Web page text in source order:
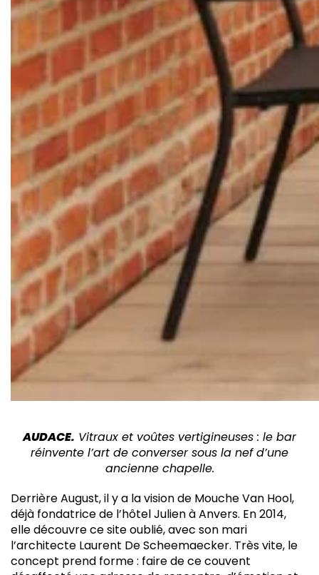
AUDACE. Vitraux et voûtes vertigineuses : le bar
réinvente l’art de converser sous la nef d’une
ancienne chapelle.
Derrière August, il y a la vision de Mouche Van Hool,
déjà fondatrice de l’hôtel Julien à Anvers. En 2014,
elle découvre ce site oublié, avec son mari
l’architecte Laurent De Scheemaecker. Très vite, le
concept prend forme : faire de ce couvent